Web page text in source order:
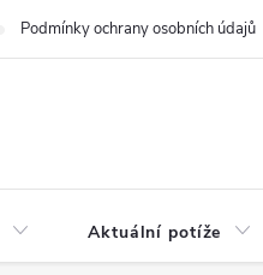
Podmínky ochrany osobních údajů
Aktuální potíže